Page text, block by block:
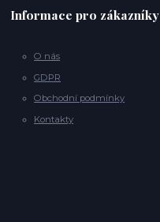
Informace pro zákazníky
O nás
GDPR
Obchodní podmínky
Kontakty